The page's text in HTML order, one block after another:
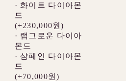
· 화이트 다이아몬
드
(+230,000원)
· 랩그로운 다이아
몬드
· 샴페인 다이아몬
드
(+70,000원)